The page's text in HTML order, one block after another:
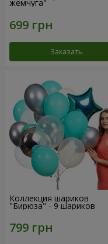
жемчуга"
Заказать
Коллекция шариков
"Бирюза" - 9 шариков